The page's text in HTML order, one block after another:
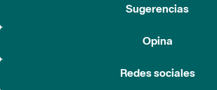
Sugerencias
Opina
Redes sociales